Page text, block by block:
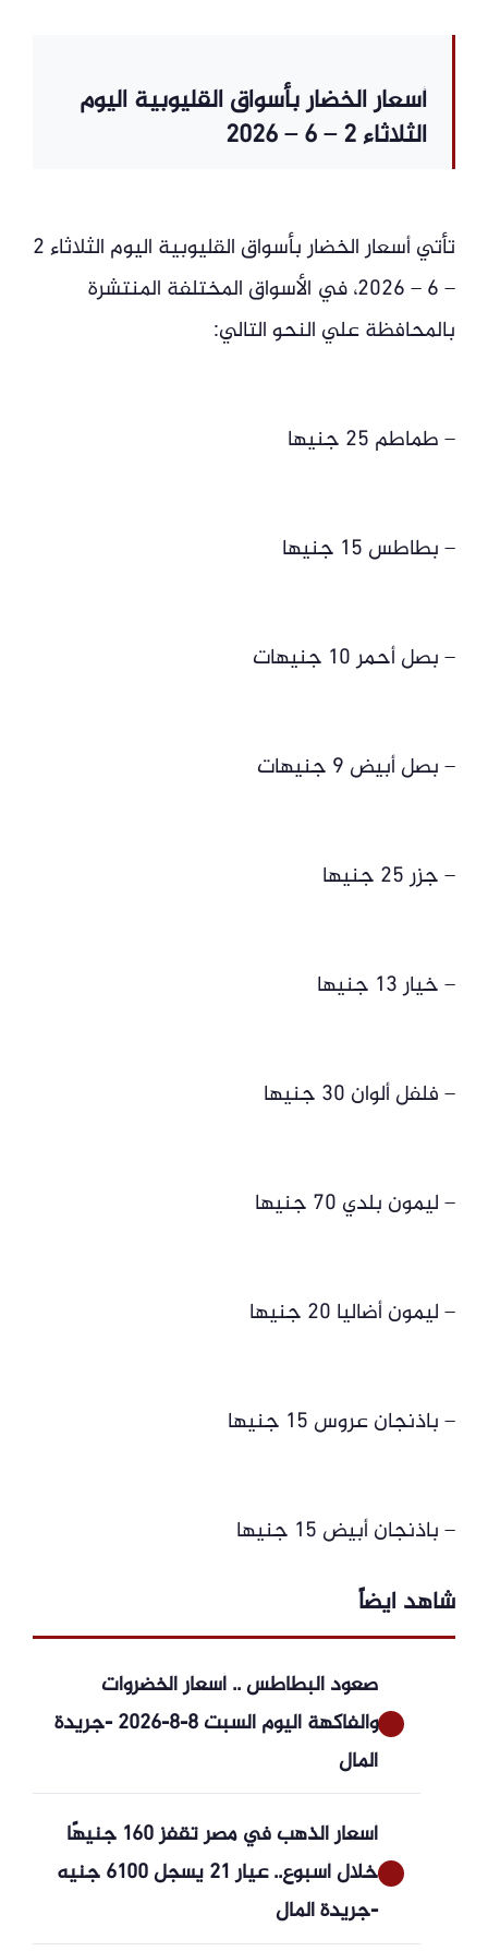
أسعار الخضار بأسواق القليوبية اليوم
الثلاثاء 2 – 6 – 2026
تأتي أسعار الخضار بأسواق القليوبية اليوم الثلاثاء 2
– 6 – 2026، في الأسواق المختلفة المنتشرة
بالمحافظة علي النحو التالي:
– طماطم 25 جنيها
– بطاطس 15 جنيها
– بصل أحمر 10 جنيهات
– بصل أبيض 9 جنيهات
– جزر 25 جنيها
– خيار 13 جنيها
– فلفل ألوان 30 جنيها
– ليمون بلدي 70 جنيها
– ليمون أضاليا 20 جنيها
– باذنجان عروس 15 جنيها
– باذنجان أبيض 15 جنيها
شاهد ايضاً
صعود البطاطس .. أسعار الخضروات
والفاكهة اليوم السبت 8-8-2026 -جريدة
المال
أسعار الذهب في مصر تقفز 160 جنيهًا
خلال أسبوع.. عيار 21 يسجل 6100 جنيه
-جريدة المال